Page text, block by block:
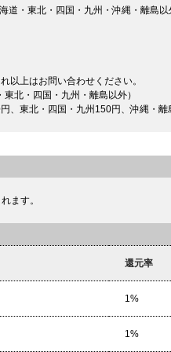
道・東北・四国・九州・沖縄・離島以
以上はお問い合わせください。
北・四国・九州・離島以外）
、東北・四国・九州150円、沖縄・離
ます。
還元率
1%
1%